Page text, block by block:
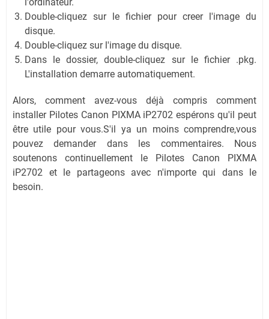
Double-cliquez sur le fichier pour creer l'image du
disque.
Double-cliquez sur l'image du disque.
Dans le dossier, double-cliquez sur le fichier .pkg.
L'installation demarre automatiquement.
Alors, comment avez-vous déjà compris comment
installer Pilotes Canon PIXMA iP2702 espérons qu'il peut
être utile pour vous.S'il ya un moins comprendre,vous
pouvez demander dans les commentaires. Nous
soutenons continuellement le Pilotes Canon PIXMA
iP2702 et le partageons avec n'importe qui dans le
besoin.